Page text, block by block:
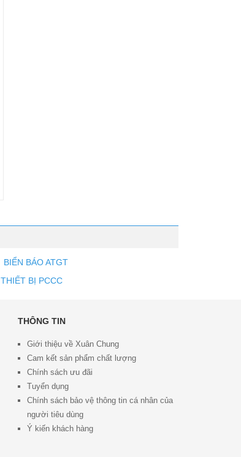
BIỂN BÁO ATGT
THIẾT BỊ PCCC
THÔNG TIN
Giới thiệu về Xuân Chung
Cam kết sản phẩm chất lượng
Chính sách ưu đãi
Tuyển dụng
Chính sách bảo vệ thông tin cá nhân của
người tiêu dùng
Ý kiến khách hàng